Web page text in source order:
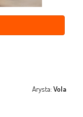
Arysta:Vola